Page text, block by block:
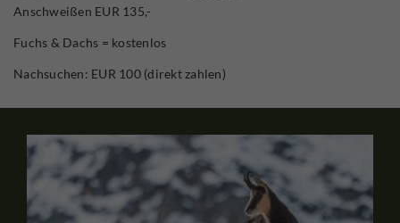
Anschweißen EUR 135,-
Fuchs & Dachs = kostenlos
Nachsuchen: EUR 100 (direkt zahlen)